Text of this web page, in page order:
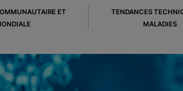
ET
TENDANCES
MALADIES